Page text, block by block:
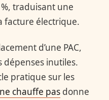
traduisant une
facture électrique.
d’une PAC,
dépenses inutiles.
pratique sur les
ne chauffe pas donne